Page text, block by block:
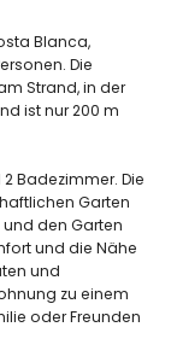
Blanca,
Die
Strand, in der
ist nur 200 m
Badezimmer. Die
Garten
den Garten
und die Nähe
und
zu einem
oder Freunden